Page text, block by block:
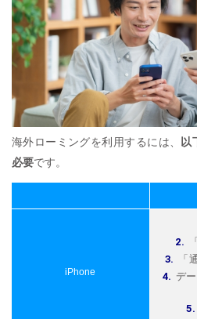
海外ローミングを利用するには、
以
必要です。
iPhone
「
デ